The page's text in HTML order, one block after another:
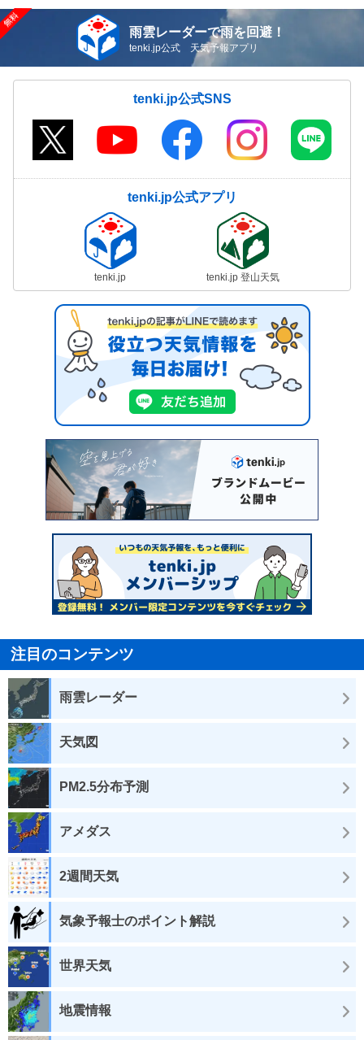
雨雲レーダーで雨を回避！
tenki.jp公式 天気予報アプリ
tenki.jp公式SNS
tenki.jp公式アプリ
tenki.jp tenki.jp 登山天気
注目のコンテンツ
雨雲レーダー
天気図
PM2.5分布予測
アメダス
2週間天気
気象予報士のポイント解説
世界天気
地震情報